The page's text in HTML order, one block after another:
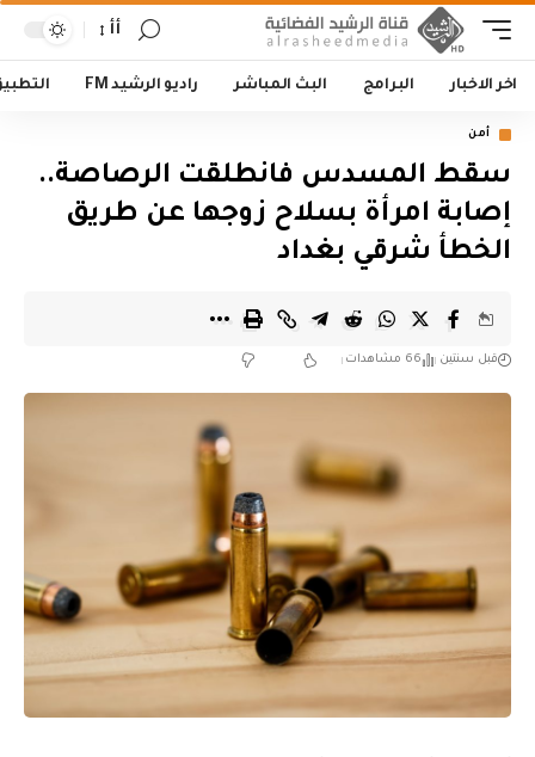
أأ
اخر الاخبار البرامج البث المباشر راديو الرشيد FM
أمن
سقط المسدس فانطلقت الرصاصة..
إصابة امرأة بسلاح زوجها عن طريق
الخطأ شرقي بغداد
قبل سنتين 66 مشاهدات